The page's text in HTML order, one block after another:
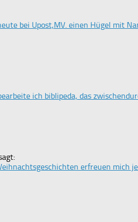
bei Upost,MV. einen Hügel mit
ich biblipeda, das
erfreuen mich